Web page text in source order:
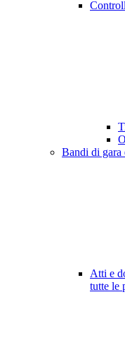
Bandi di gara
Atti e
tutte le